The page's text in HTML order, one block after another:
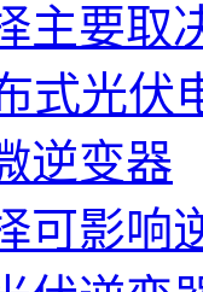
主要取
式光伏
逆变器
可影响